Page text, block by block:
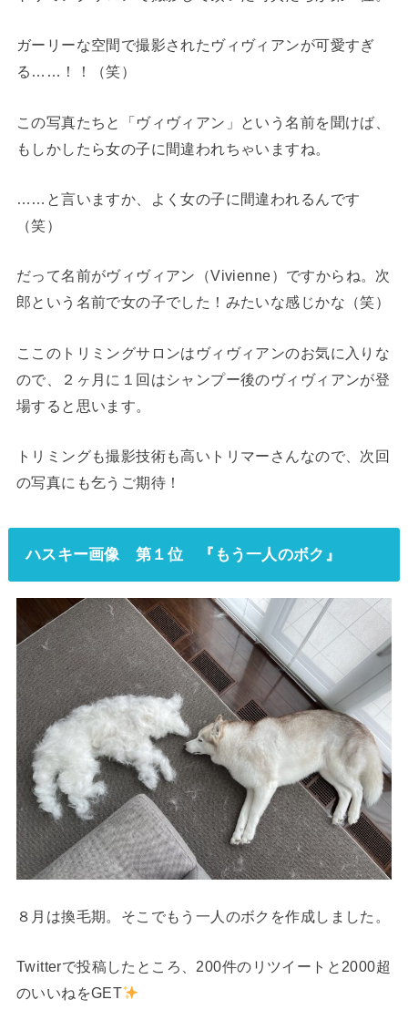
ガーリーな空間で撮影されたヴィヴィアンが可愛すぎ
る……！！（笑）
この写真たちと「ヴィヴィアン」という名前を聞けば、
もしかしたら女の子に間違われちゃいますね。
……と言いますか、よく女の子に間違われるんです
（笑）
だって名前がヴィヴィアン（Vivienne）ですからね。次
郎という名前で女の子でした！みたいな感じかな（笑）
ここのトリミングサロンはヴィヴィアンのお気に入りな
ので、２ヶ月に１回はシャンプー後のヴィヴィアンが登
場すると思います。
トリミングも撮影技術も高いトリマーさんなので、次回
の写真にも乞うご期待！
ハスキー画像 第１位 『もう一人のボク』
８月は換毛期。そこでもう一人のボクを作成しました。
Twitterで投稿したところ、200件のリツイートと2000超
のいいねをGET